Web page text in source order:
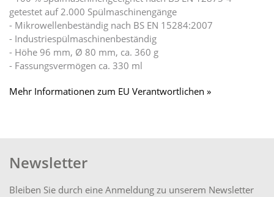
getestet auf 2.000 Spülmaschinengänge
- Mikrowellenbeständig nach BS EN 15284:2007
- Industriespülmaschinenbeständig
- Höhe 96 mm, Ø 80 mm, ca. 360 g
- Fassungsvermögen ca. 330 ml
Mehr Informationen zum EU Verantwortlichen »
Newsletter
Bleiben Sie durch eine Anmeldung zu unserem Newsletter